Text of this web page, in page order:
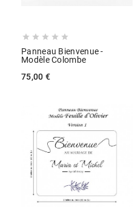
    
Panneau Bienvenue -
Modèle Colombe
75,00 €